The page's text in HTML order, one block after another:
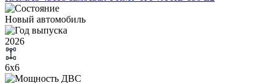
Новый автомобиль
2026
6х6